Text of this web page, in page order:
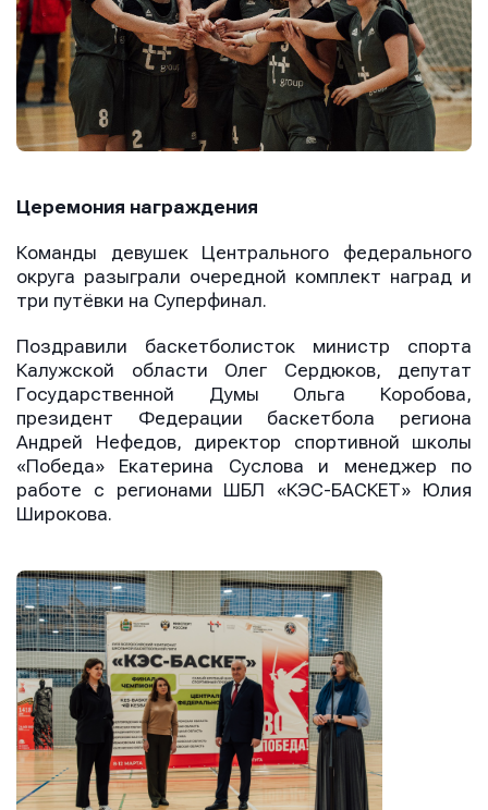
Церемония награждения
Команды девушек Центрального федерального
округа разыграли очередной комплект наград и
три путёвки на Суперфинал.
Поздравили баскетболисток министр спорта
Калужской области Олег Сердюков, депутат
Государственной Думы Ольга Коробова,
президент Федерации баскетбола региона
Андрей Нефедов, директор спортивной школы
«Победа» Екатерина Суслова и менеджер по
работе с регионами ШБЛ «КЭС-БАСКЕТ» Юлия
Широкова.